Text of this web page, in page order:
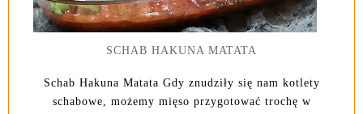
SCHAB HAKUNA MATATA
Schab Hakuna Matata Gdy znudziły się nam kotlety
schabowe, możemy mięso przygotować trochę w